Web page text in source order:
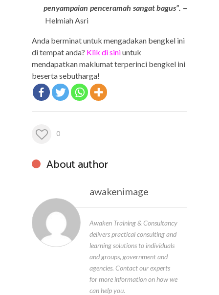
penyampaian penceramah sangat bagus”. –
Helmiah Asri
Anda berminat untuk mengadakan bengkel ini
di tempat anda? Klik di siniuntuk
mendapatkan maklumat terperinci bengkel ini
beserta sebutharga!
0
About author
awakenimage
Awaken Training & Consultancy
delivers practical consulting and
learning solutions to individuals
and groups, government and
agencies. Contact our experts
for more information on how we
can help you.